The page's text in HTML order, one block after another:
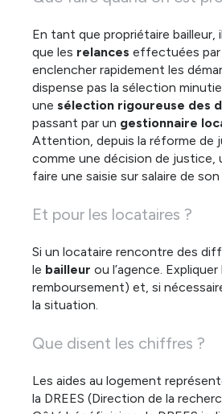
En tant que propriétaire
que les relances effectuées par
enclencher rapidement les
dispense pas la sélection
une sélection rigoureuse des
passant par un gestionnaire
Attention, depuis la réforme de
comme une décision de justice,
faire une saisie sur salaire de
Et pour les locataires ?
Si un locataire rencontre des
le bailleur ou l’agence.
remboursement) et, si
la situation.
Que disent les chiffres ?
Les aides au logement
la DREES (Direction de la